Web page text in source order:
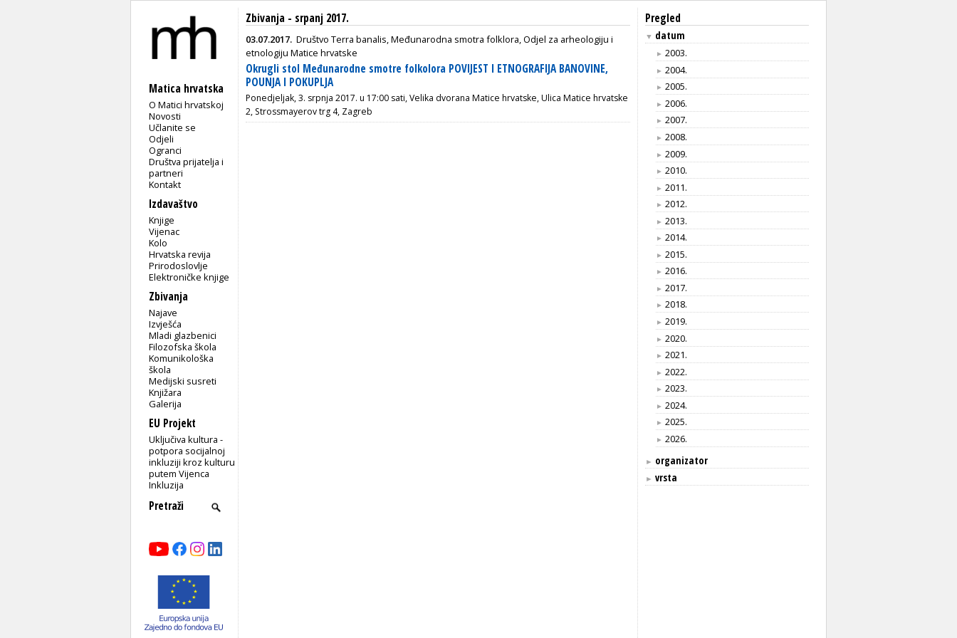
Matica hrvatska
O Matici hrvatskoj
Novosti
Učlanite se
Odjeli
Ogranci
Društva prijatelja i
partneri
Kontakt
Izdavaštvo
Knjige
Vijenac
Kolo
Hrvatska revija
Prirodoslovlje
Elektroničke knjige
Zbivanja
Najave
Izvješća
Mladi glazbenici
Filozofska škola
Komunikološka
škola
Medijski susreti
Knjižara
Galerija
EU Projekt
Uključiva kultura -
potpora socijalnoj
inkluziji kroz kulturu
putem Vijenca
Inkluzija
Zbivanja - srpanj 2017.
03.07.2017. Društvo Terra banalis, Međunarodna smotra folklora, Odjel za arheologiju i
etnologiju Matice hrvatske
Okrugli stol Međunarodne smotre folkolora POVIJEST I ETNOGRAFIJA BANOVINE,
POUNJA I POKUPLJA
Ponedjeljak, 3. srpnja 2017. u 17:00 sati, Velika dvorana Matice hrvatske, Ulica Matice hrvatske
2, Strossmayerov trg 4, Zagreb
Pregled
▼ datum
► 2003.
► 2004.
► 2005.
► 2006.
► 2007.
► 2008.
► 2009.
► 2010.
► 2011.
► 2012.
► 2013.
► 2014.
► 2015.
► 2016.
► 2017.
► 2018.
► 2019.
► 2020.
► 2021.
► 2022.
► 2023.
► 2024.
► 2025.
► 2026.
► organizator
► vrsta